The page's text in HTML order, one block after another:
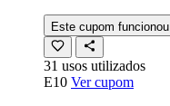
Este cupom funcionou
31 usos utilizados
E10 Ver cupom